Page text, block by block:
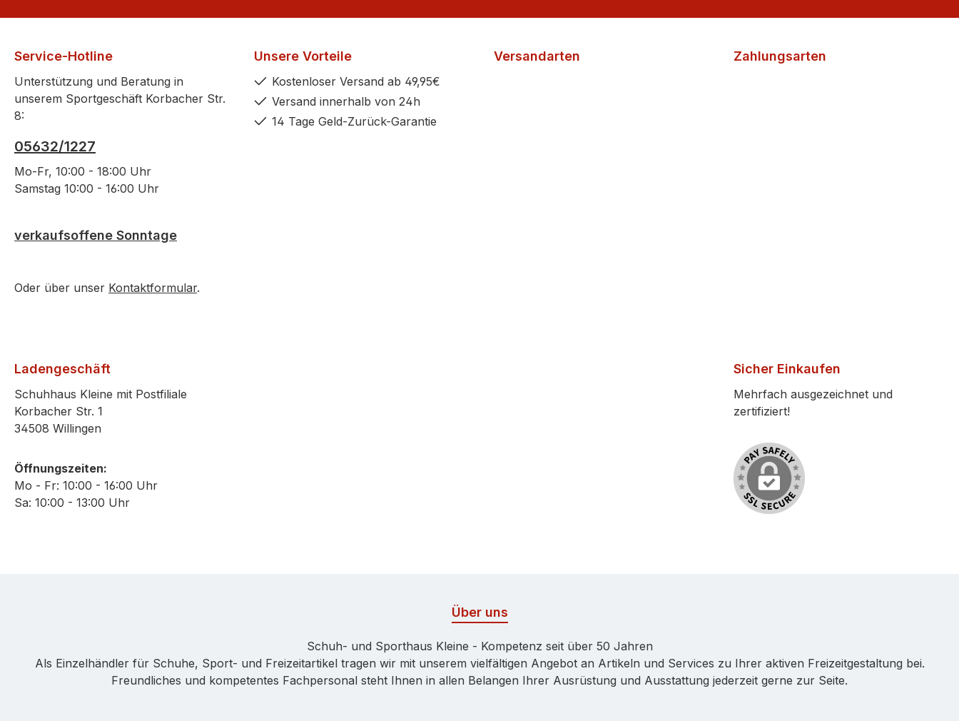
Service-Hotline
Unterstützung und Beratung in
unserem Sportgeschäft Korbacher Str.
8:
05632/1227
Mo-Fr, 10:00 - 18:00 Uhr
Samstag 10:00 - 16:00 Uhr
verkaufsoffene Sonntage
Oder über unser Kontaktformular.
Unsere Vorteile
Kostenloser Versand ab 49,95€
Versand innerhalb von 24h
14 Tage Geld-Zurück-Garantie
Versandarten Zahlungsarten
Ladengeschäft
Schuhhaus Kleine mit Postfiliale
Korbacher Str. 1
34508 Willingen
Öffnungszeiten:
Mo - Fr: 10:00 - 16:00 Uhr
Sa: 10:00 - 13:00 Uhr
Sicher Einkaufen
Mehrfach ausgezeichnet und
zertifiziert!
Über uns
Schuh- und Sporthaus Kleine - Kompetenz seit über 50 Jahren
Als Einzelhändler für Schuhe, Sport- und Freizeitartikel tragen wir mit unserem vielfältigen Angebot an Artikeln und Services zu Ihrer aktiven Freizeitgestaltung bei.
Freundliches und kompetentes Fachpersonal steht Ihnen in allen Belangen Ihrer Ausrüstung und Ausstattung jederzeit gerne zur Seite.